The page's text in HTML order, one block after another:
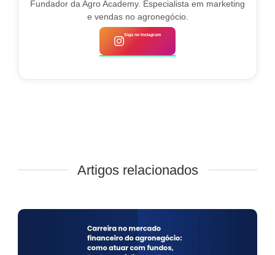
Fundador da Agro Academy. Especialista em marketing
e vendas no agronegócio.
Siga no Instagram
Artigos relacionados